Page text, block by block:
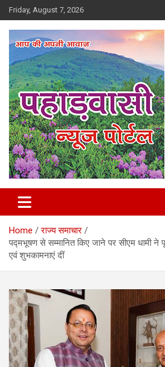
Skip
to
content
Friday, August 7, 2026
Pahadvasi
Home
राज्य समाचार
पद्मभूषण से सम्मानित किए जाने पर सीएम धामी ने
एवं शुभकामनाएं दीं